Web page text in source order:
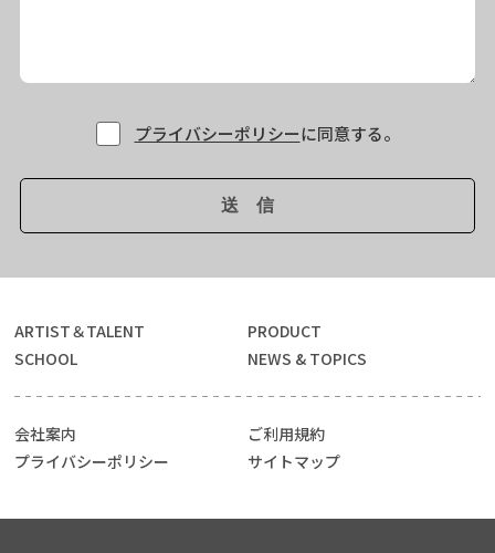
プライバシーポリシーに同意する。
ARTIST＆TALENT
PRODUCT
SCHOOL
NEWS & TOPICS
会社案内
ご利用規約
プライバシーポリシー
サイトマップ